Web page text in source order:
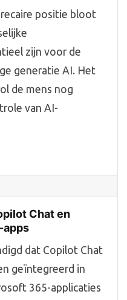
positie bloot
zijn voor de
generatie AI. Het
de mens nog
van AI-
Chat en
apps
dat Copilot Chat
geïntegreerd in
365-applicaties